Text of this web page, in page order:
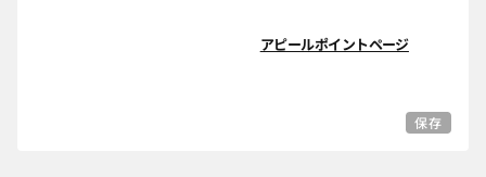
アピールポイントページ
保存